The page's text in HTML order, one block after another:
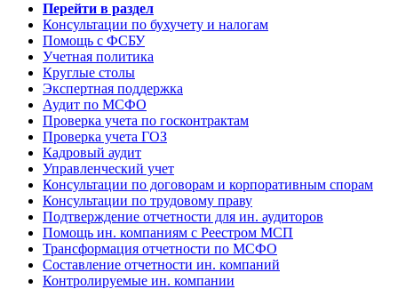
Перейти в раздел
Консультации по бухучету и налогам
Помощь с ФСБУ
Учетная политика
Круглые столы
Экспертная поддержка
Аудит по МСФО
Проверка учета по госконтрактам
Проверка учета ГОЗ
Кадровый аудит
Управленческий учет
Консультации по договорам и корпоративным спорам
Консультации по трудовому праву
Подтверждение отчетности для ин. аудиторов
Помощь ин. компаниям с Реестром МСП
Трансформация отчетности по МСФО
Составление отчетности ин. компаний
Контролируемые ин. компании